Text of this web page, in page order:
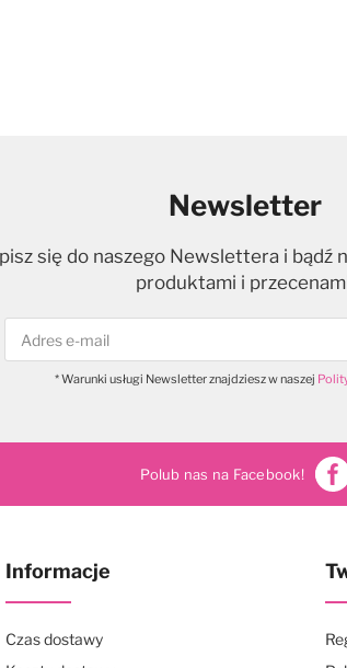
Newsletter
się do naszego Newslettera i bądź
produktami i
* Warunki usługi Newsletter znajdziesz w naszej
Polub nas na Facebook!
Informacje
Czas dostawy